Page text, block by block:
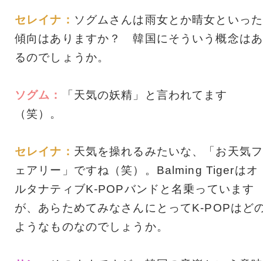
セレイナ： ソグムさんは雨女とか晴女といった
傾向はありますか？ 韓国にそういう概念はあ
るのでしょうか。
ソグム：
「天気の妖精」と言われてます
（笑）。
セレイナ： 天気を操れるみたいな、「お天気フ
ェアリー」ですね（笑）。Balming Tigerはオ
ルタナティブK-POPバンドと名乗っています
が、あらためてみなさんにとってK-POPはど
ようなものなのでしょうか。